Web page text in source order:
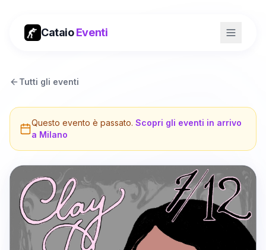
CataioEventi
Tutti gli eventi
Questo evento è passato. Scopri gli eventi in arrivo
a Milano